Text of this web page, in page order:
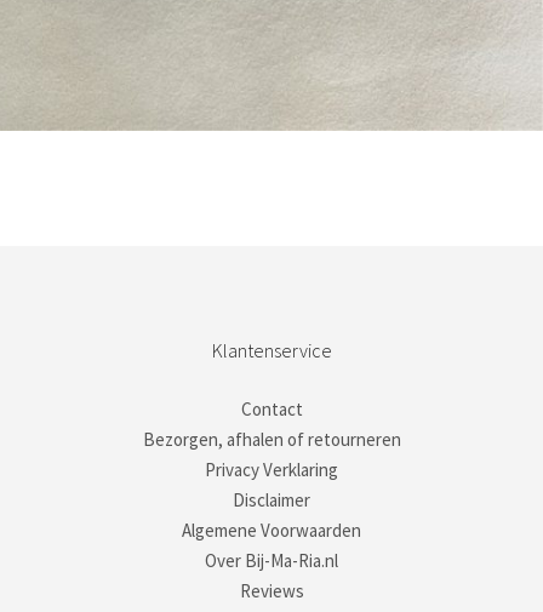
Klantenservice
Contact
Bezorgen, afhalen of retourneren
Privacy Verklaring
Disclaimer
Algemene Voorwaarden
Over Bij-Ma-Ria.nl
Reviews